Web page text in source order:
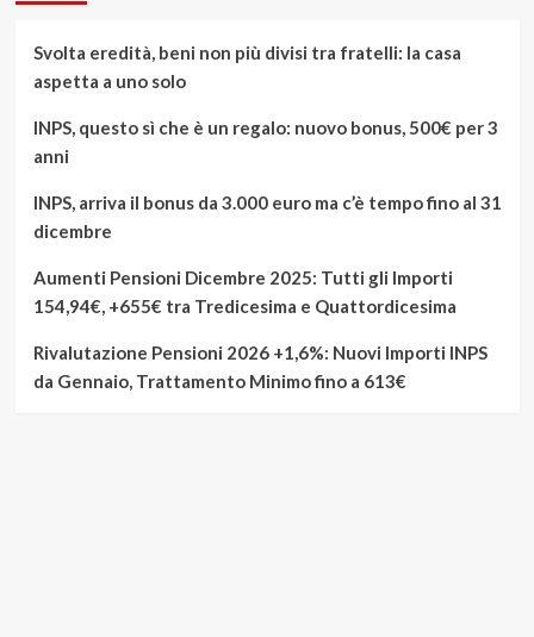
Svolta eredità, beni non più divisi tra fratelli: la casa
aspetta a uno solo
INPS, questo sì che è un regalo: nuovo bonus, 500€ per 3
anni
INPS, arriva il bonus da 3.000 euro ma c’è tempo fino al 31
dicembre
Aumenti Pensioni Dicembre 2025: Tutti gli Importi
154,94€, +655€ tra Tredicesima e Quattordicesima
Rivalutazione Pensioni 2026 +1,6%: Nuovi Importi INPS
da Gennaio, Trattamento Minimo fino a 613€